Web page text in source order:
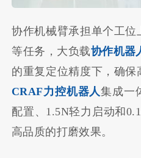
协作机械臂承担单个工
等任务，大负载协作机器
的重复定位精度下，确保
CRAF力控机器人集成一
配置、1.5N轻力启动和
高品质的打磨效果。